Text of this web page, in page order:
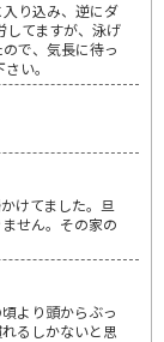
り込み、逆にダ
してますが、泳げ
で、気長に待っ
い。
けてました。旦
せん。その家の
より頭からぶっ
るしかないと思